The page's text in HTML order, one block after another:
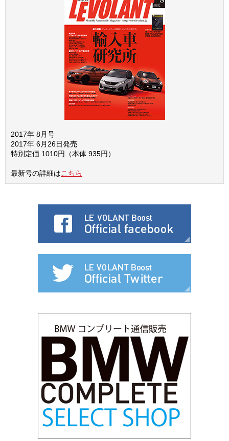
2017年 8月号
2017年 6月26日発売
特別定価 1010円（本体 935円）
最新号の詳細はこちら